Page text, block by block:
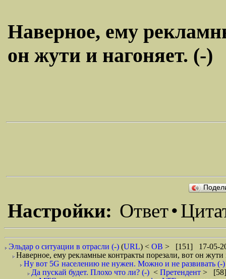
Наверное, ему
он жути и нагоняет. (-)
Настройки: Ответ•
Эльдар о ситуации в отрасли (-) (URL) < ОВ > [151] 17-05-
Наверное, ему рекламные контракты порезали, вот он жути
Ну вот 5G населению не нужен. Можно и не развивать (-)
Да пускай будет. Плохо что ли? (-) < Претендент > [58]